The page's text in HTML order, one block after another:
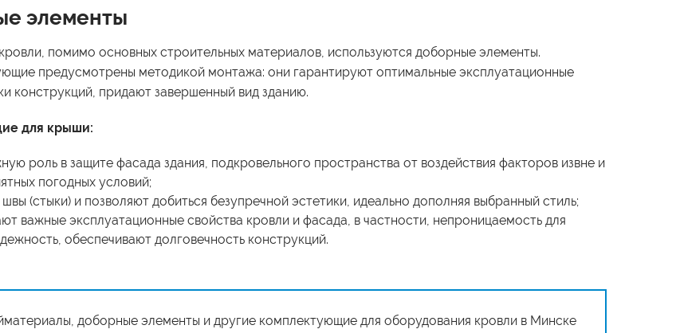
элементы
помимо основных строительных материалов, используются доборные элементы.
предусмотрены методикой монтажа: они гарантируют оптимальные эксплуатационные
конструкций, придают завершенный вид зданию.
для крыши:
роль в защите фасада здания, подкровельного пространства от воздействия факторов извне и
погодных условий;
(стыки) и позволяют добиться безупречной эстетики, идеально дополняя выбранный стиль;
важные эксплуатационные свойства кровли и фасада, в частности, непроницаемость для
обеспечивают долговечность конструкций.
доборные элементы и другие комплектующие для оборудования кровли в Минске